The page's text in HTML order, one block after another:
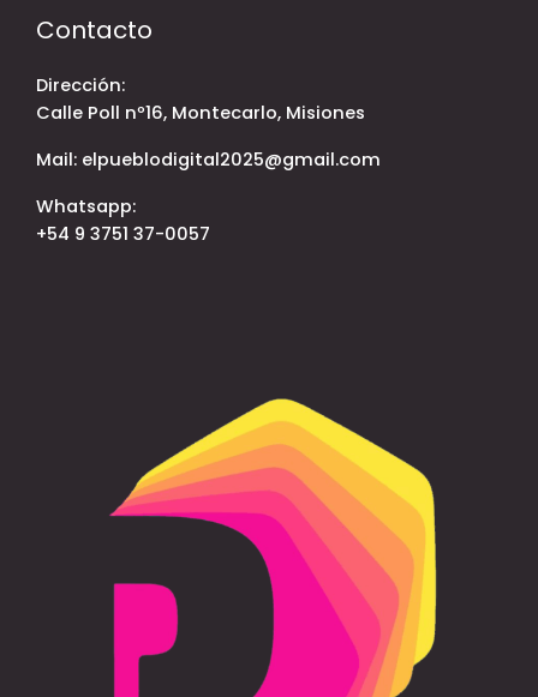
Contacto
Dirección:
Calle Poll nº16, Montecarlo, Misiones
Mail: elpueblodigital2025@gmail.com
Whatsapp:
+54 9 3751 37-0057